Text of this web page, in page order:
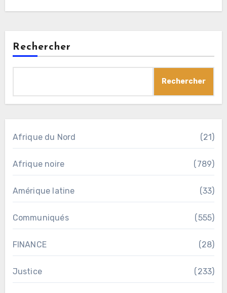
Rechercher
Rechercher
Afrique du Nord (21)
Afrique noire (789)
Amérique latine (33)
Communiqués (555)
FINANCE (28)
Justice (233)